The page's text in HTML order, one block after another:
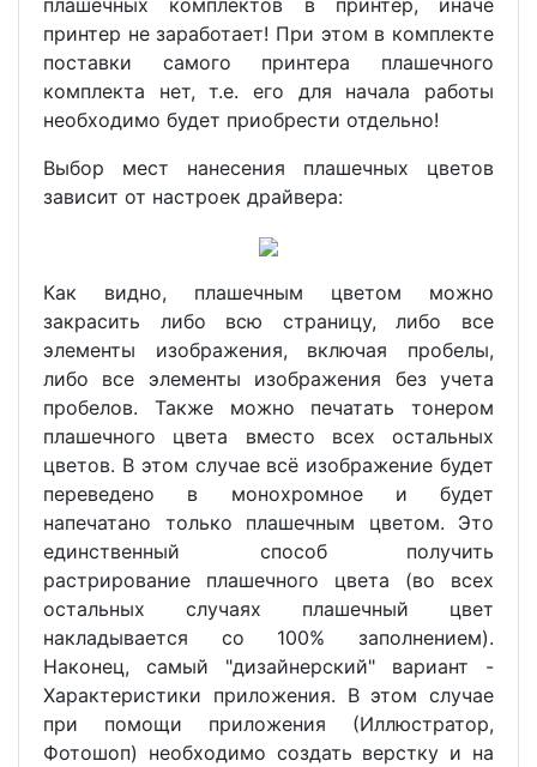
плашечных комплектов в принтер, иначе
принтер не заработает! При этом в комплекте
поставки самого принтера плашечного
комплекта нет, т.е. его для начала работы
необходимо будет приобрести отдельно!
Выбор мест нанесения плашечных цветов
зависит от настроек драйвера:
Как видно, плашечным цветом можно
закрасить либо всю страницу, либо все
элементы изображения, включая пробелы,
либо все элементы изображения без учета
пробелов. Также можно печатать тонером
плашечного цвета вместо всех остальных
цветов. В этом случае всё изображение будет
переведено в монохромное и будет
напечатано только плашечным цветом. Это
единственный способ получить
растрирование плашечного цвета (во всех
остальных случаях плашечный цвет
накладывается со 100% заполнением).
Наконец, самый "дизайнерский" вариант -
Характеристики приложения. В этом случае
при помощи приложения (Иллюстратор,
Фотошоп) необходимо создать верстку и на